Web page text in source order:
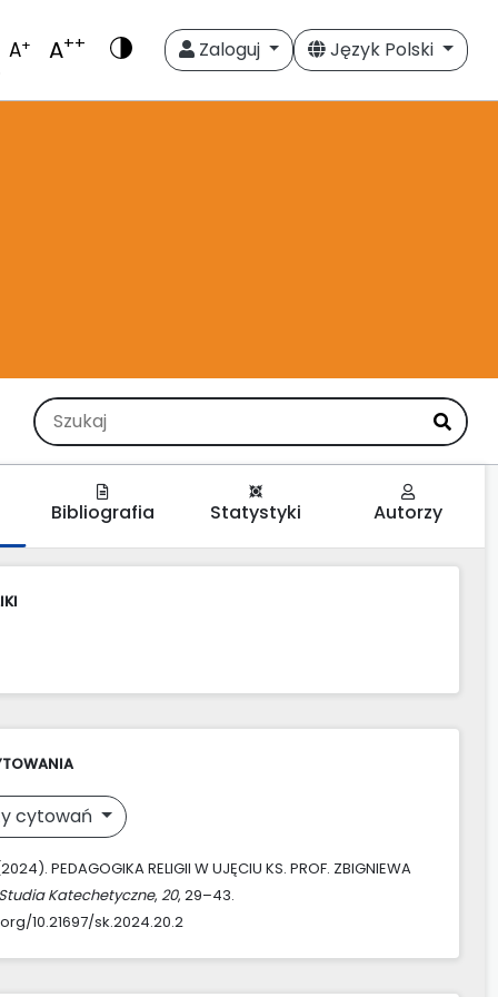
A+ A++ Zaloguj Język Polski
Bibliografia Statystyki Autorzy
cytowań
PEDAGOGIKA RELIGII W UJĘCIU KS. PROF. ZBIGNIEWA
Studia Katechetyczne, 20, 29–43.
10.21697/sk.2024.20.2